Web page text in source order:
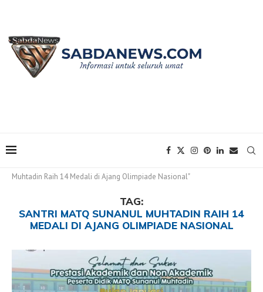
Muhtadin Raih 14 Medali di Ajang Olimpiade Nasional"
TAG:
SANTRI MATQ SUNANUL MUHTADIN RAIH 14
MEDALI DI AJANG OLIMPIADE NASIONAL